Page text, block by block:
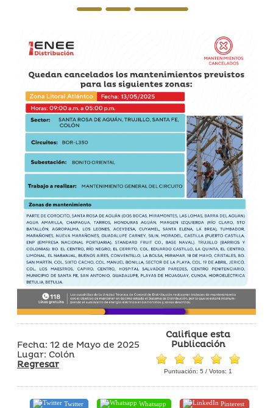
Fecha: 12 de Mayo de 2025
Lugar: Colón
Regresar
Califique esta
Publicación
Puntuación: 5 / Votos: 1
Twitter Whatsapp Pinterest